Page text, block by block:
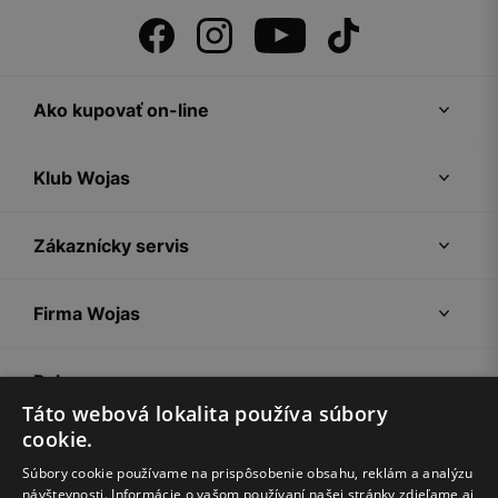
Ako kupovať on-line
Klub Wojas
Zákaznícky servis
Firma Wojas
Pokyny
Táto webová lokalita používa súbory
cookie.
Súbory cookie používame na prispôsobenie obsahu, reklám a analýzu
návštevnosti. Informácie o vašom používaní našej stránky zdieľame aj